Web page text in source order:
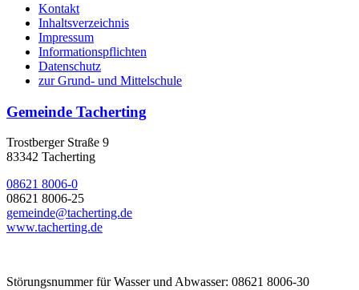
Kontakt
Inhaltsverzeichnis
Impressum
Informationspflichten
Datenschutz
zur Grund- und Mittelschule
Gemeinde Tacherting
Trostberger Straße 9
83342 Tacherting
08621 8006-0
08621 8006-25
gemeinde@tacherting.de
www.tacherting.de
Störungsnummer für Wasser und Abwasser: 08621 8006-30